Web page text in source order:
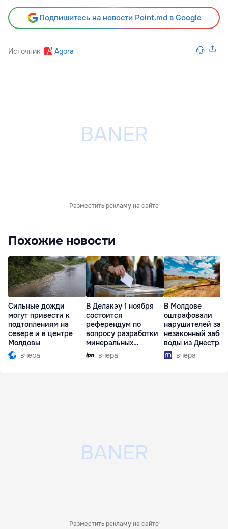
Подпишитесь на новости Point.md в Google
Источник Agora
Разместить рекламу на сайте
Похожие новости
Сильные дожди
могут привести к
подтоплениям на
севере и в центре
Молдовы
вчера
В Делакэу 1 ноября
состоится
референдум по
вопросу разработки
минеральных
ресурсов
вчера
В Молдове
оштрафовали
нарушителей за
незаконный забор
воды из Днестра
вчера
Разместить рекламу на сайте